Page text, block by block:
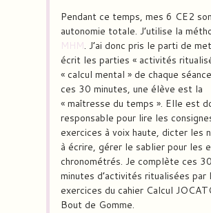
Pendant ce temps, mes 6 CE2
autonomie totale. J’utilise la
MHM. J’ai donc pris le parti de
écrit les parties « activités
« calcul mental » de chaque
ces 30 minutes, une élève est la
« maîtresse du temps ». Elle est
responsable pour lire les
exercices à voix haute, dicter les
à écrire, gérer le sablier pour les
chronométrés. Je complète ces 30
minutes d’activités ritualisées par
exercices du cahier Calcul
Bout de Gomme.